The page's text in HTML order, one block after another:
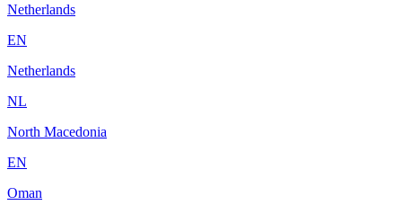
Netherlands
EN
Netherlands
NL
North Macedonia
EN
Oman